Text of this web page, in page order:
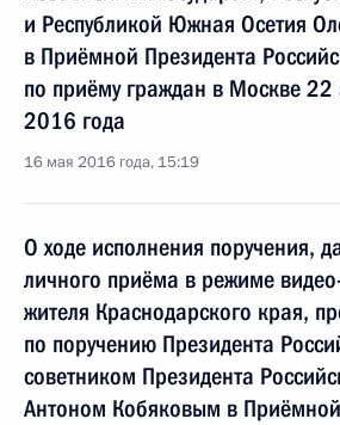
и Республикой Южная Осетия
в Приёмной Президента
по приёму граждан в Москве 22
2016 года
16 мая 2016 года, 15:19
О ходе исполнения поручения,
личного приёма в режиме
жителя Краснодарского края,
по поручению Президента
советником Президента
Антоном Кобяковым в